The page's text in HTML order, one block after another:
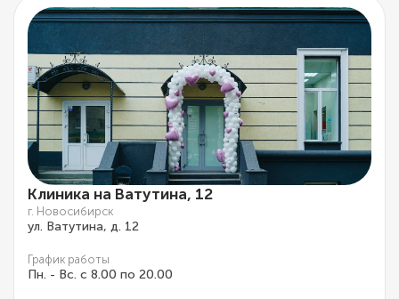
Клиника на Ватутина, 12
г. Новосибирск
ул. Ватутина, д. 12
График работы
Пн. - Вс. с 8.00 по 20.00